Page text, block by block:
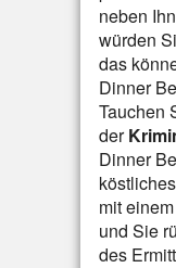
neben
würden
das
Dinner
Tauchen
der
Dinner
mit
und Sie
des